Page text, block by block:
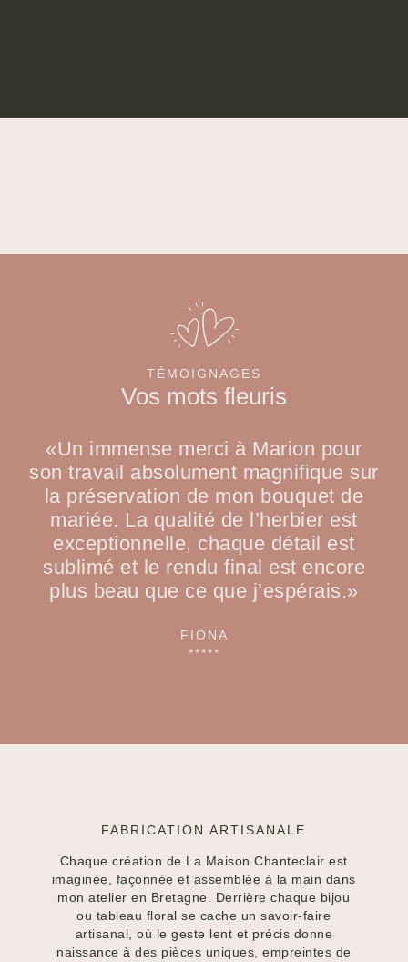
TÉMOIGNAGES
Vos mots fleuris
«Un immense merci à Marion pour
son travail absolument magnifique sur
la préservation de mon bouquet de
mariée. La qualité de l’herbier est
exceptionnelle, chaque détail est
sublimé et le rendu final est encore
plus beau que ce que j’espérais.»
FIONA
*****
FABRICATION ARTISANALE
Chaque création de La Maison Chanteclair est
imaginée, façonnée et assemblée à la main dans
mon atelier en Bretagne. Derrière chaque bijou
ou tableau floral se cache un savoir-faire
artisanal, où le geste lent et précis donne
naissance à des pièces uniques, empreintes de